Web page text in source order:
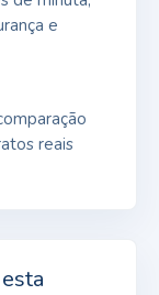
e
reais